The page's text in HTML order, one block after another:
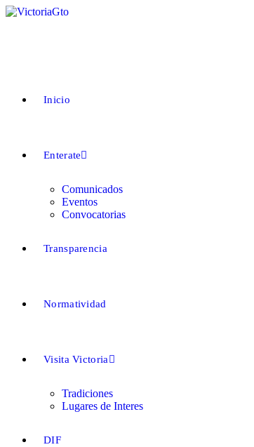
Saltar
Inicio
Enterate
Comunicados
Eventos
Convocatorias
Transparencia
Normatividad
Visita Victoria
Tradiciones
Lugares de Interes
DIF